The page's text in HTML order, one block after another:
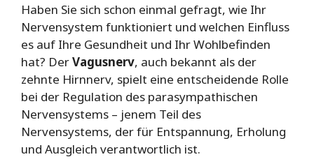
Haben Sie sich schon einmal gefragt, wie Ihr
Nervensystem funktioniert und welchen Einfluss
es auf Ihre Gesundheit und Ihr Wohlbefinden
hat? DerVagusnerv, auch bekannt als der
zehnte Hirnnerv, spielt eine entscheidende Rolle
bei der Regulation des parasympathischen
Nervensystems – jenem Teil des
Nervensystems, der für Entspannung, Erholung
und Ausgleich verantwortlich ist.